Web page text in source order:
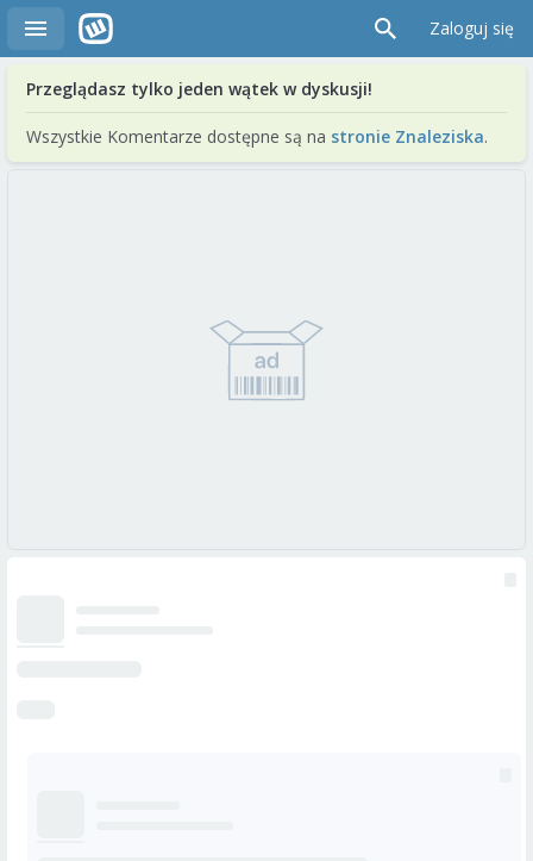
Zaloguj się
Przeglądasz tylko jeden wątek w dyskusji!
Wszystkie Komentarze dostępne są na stronie Znaleziska.